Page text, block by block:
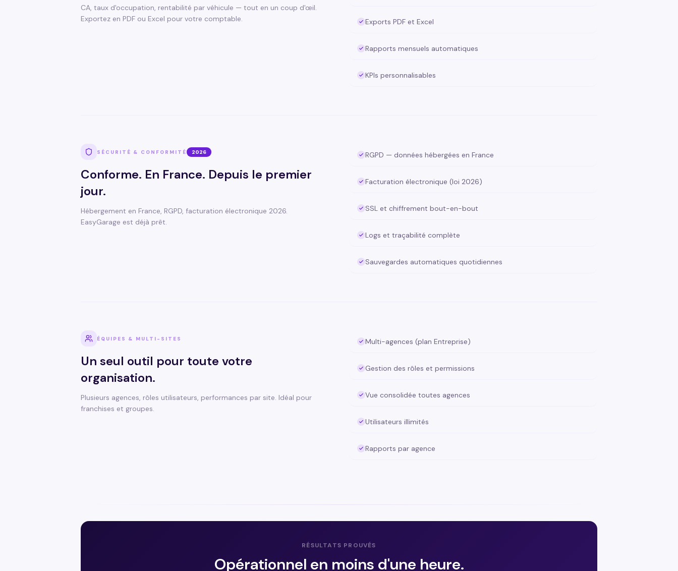
CA, taux d'occupation, rentabilité par véhicule — tout en un coup d'œil.
Exportez en PDF ou Excel pour votre comptable.
Exports PDF et Excel
Rapports mensuels automatiques
KPIs personnalisables
SÉCURITÉ & CONFORMITÉ 2026
Conforme. En France. Depuis le premier
jour.
Hébergement en France, RGPD, facturation électronique 2026.
EasyGarage est déjà prêt.
RGPD — données hébergées en France
Facturation électronique (loi 2026)
SSL et chiffrement bout-en-bout
Logs et traçabilité complète
Sauvegardes automatiques quotidiennes
ÉQUIPES & MULTI-SITES
Un seul outil pour toute votre
organisation.
Plusieurs agences, rôles utilisateurs, performances par site. Idéal pour
franchises et groupes.
Multi-agences (plan Entreprise)
Gestion des rôles et permissions
Vue consolidée toutes agences
Utilisateurs illimités
Rapports par agence
RÉSULTATS PROUVÉS
Opérationnel en moins d'une heure.